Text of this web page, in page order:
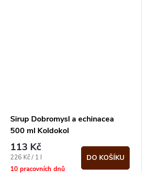
Sirup Dobromysl a echinacea
500 ml Koldokol
113 Kč
Měrná
cena:
226 Kč / 1 l
10 pracovních dnů
DO KOŠÍKU